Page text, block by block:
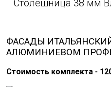
Столешница 38 мм
ФАСАДЫ
АЛЮМИНИЕВОМ
Стоимость комплекта -